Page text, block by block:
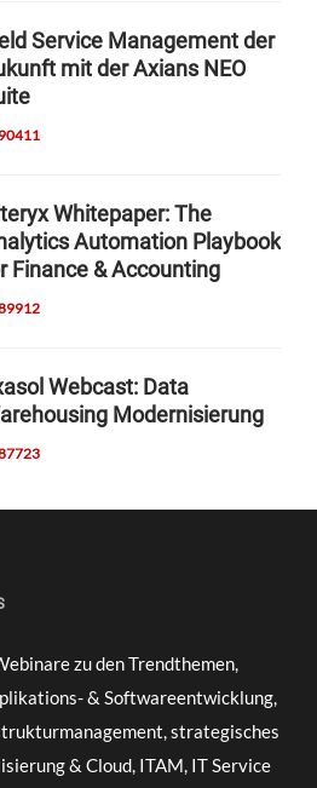
Service Management der
mit der Axians NEO
90411
Whitepaper: The
Automation Playbook
Finance & Accounting
Webcast: Data
Modernisierung
zu den Trendthemen,
& Softwareentwicklung,
strategisches
& Cloud, ITAM, IT Service